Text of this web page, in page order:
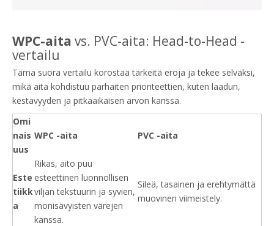
WPC-aita vs. PVC-aita: Head-to-Head -
vertailu
Tämä suora vertailu korostaa tärkeitä eroja ja tekee selväksi,
mikä aita kohdistuu parhaiten prioriteettien, kuten laadun,
kestävyyden ja pitkäaikaisen arvon kanssa.
Omi
nais
uus
WPC -aita PVC -aita
Este
tiikk
a
Rikas, aito puu
esteettinen luonnollisen
viljan tekstuurin ja syvien,
monisävyisten värejen
kanssa.
Sileä, tasainen ja erehtymättä
muovinen viimeistely.